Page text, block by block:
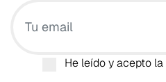
He leído y acepto la